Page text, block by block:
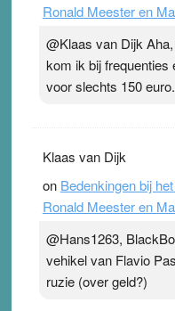
Ronald Meester en
@Klaas van Dijk
kom ik bij frequenties
voor slechts 150 euro.
Klaas van Dijk
on Bedenkingen bij
Ronald Meester en
@Hans1263,
vehikel van Flavio
ruzie (over geld?)